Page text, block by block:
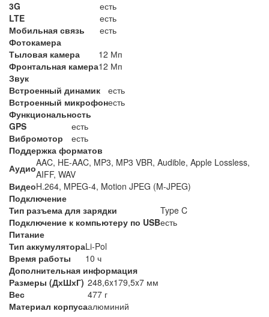
3G
есть
LTE
есть
Мобильная связь
есть
Фотокамера
Тыловая камера
12 Мп
Фронтальная камера12 Мп
Звук
Встроенный динамик
есть
Встроенный микрофонесть
Функциональность
GPS
есть
Вибромотор
есть
Поддержка форматов
АудиоAAC, HE-AAC, MP3, MP3 VBR, Audible, Apple Lossless,
AIFF, WAV
ВидеоH.264, MPEG-4, Motion JPEG (M-JPEG)
Подключение
Тип разъема для зарядки
Type C
Подключение к компьютеру по USBесть
Питание
Тип аккумулятораLi-Pol
Время работы
10 ч
Дополнительная информация
Размеры (ДхШхГ) 248,6x179,5x7 мм
Вес
477 г
Материал корпусаалюминий